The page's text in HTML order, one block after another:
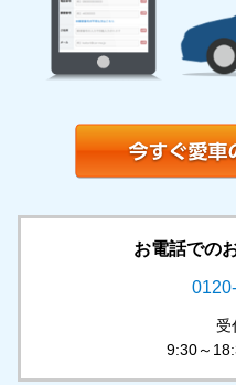
お電話での
受
9:30～